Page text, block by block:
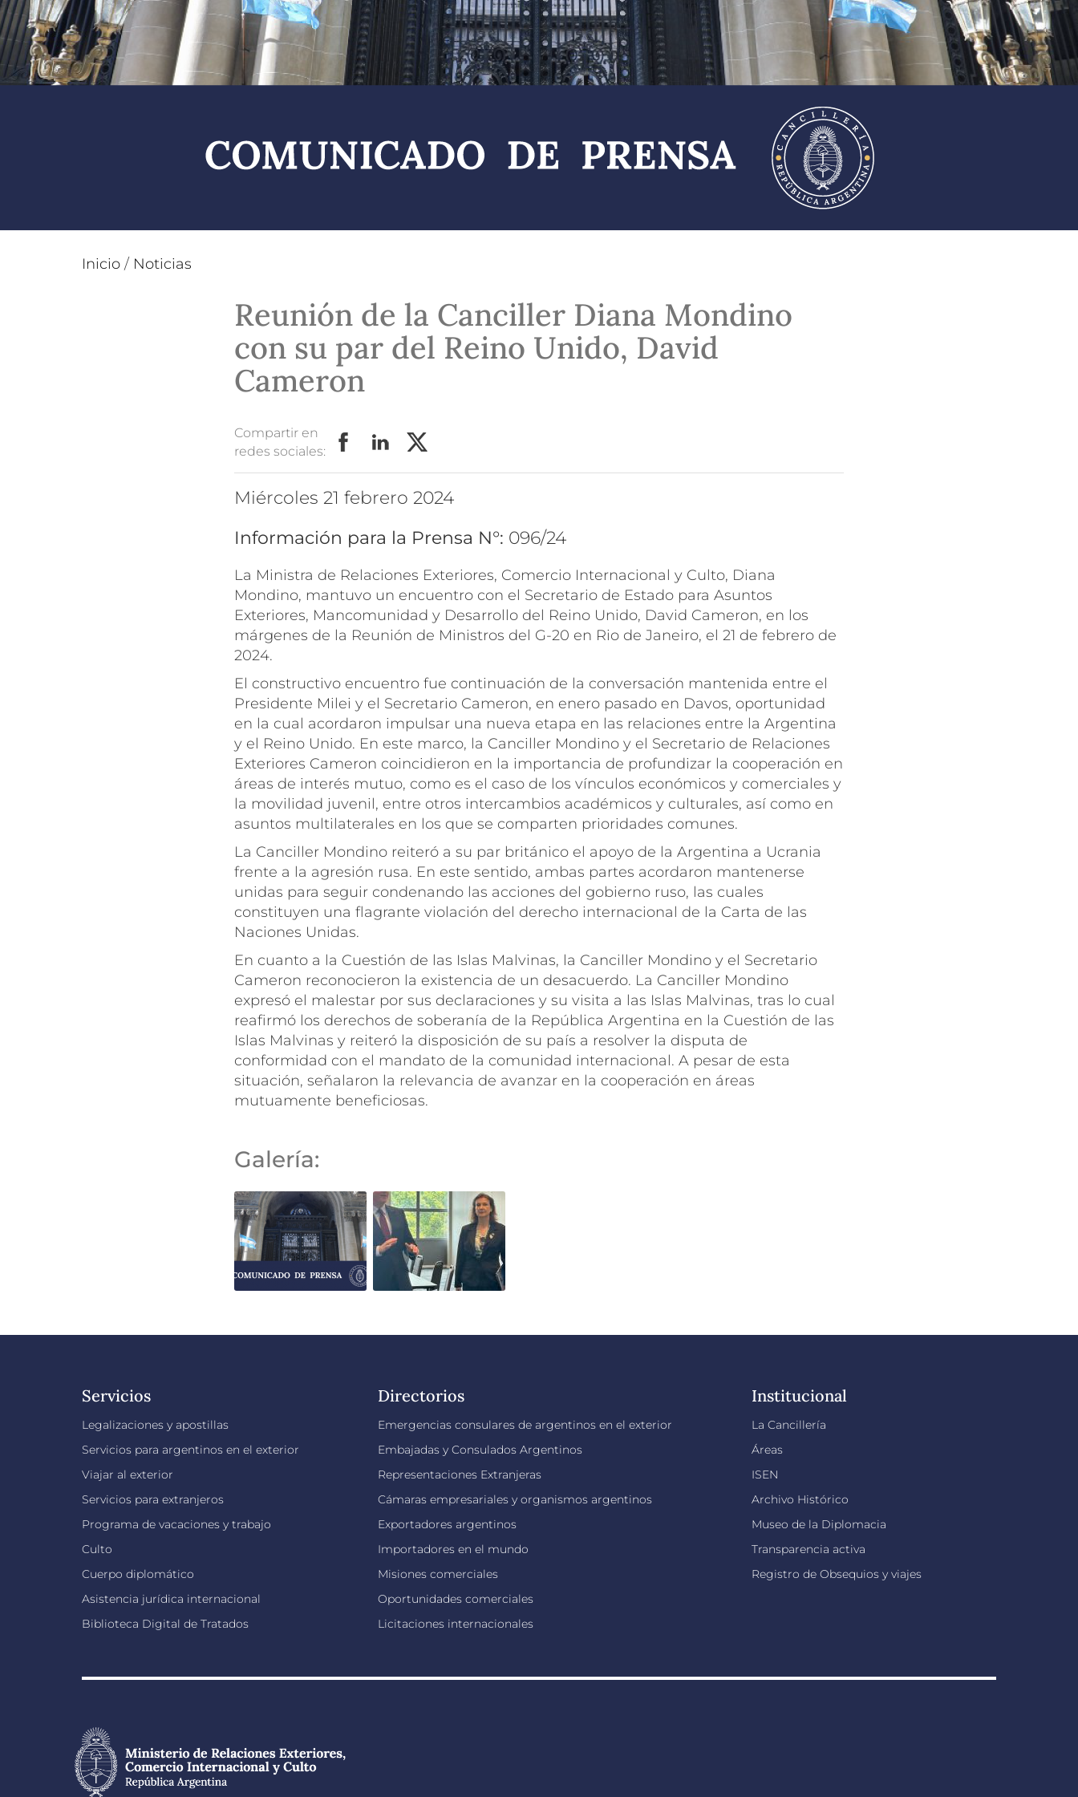
Inicio / Noticias
Reunión de la Canciller Diana Mondino
con su par del Reino Unido, David
Cameron
Compartir en
redes sociales:
miércoles 21 febrero 2024
Información para la Prensa N°: 096/24
La Ministra de Relaciones Exteriores, Comercio Internacional y Culto, Diana
Mondino, mantuvo un encuentro con el Secretario de Estado para Asuntos
Exteriores, Mancomunidad y Desarrollo del Reino Unido, David Cameron, en los
márgenes de la Reunión de Ministros del G-20 en Rio de Janeiro, el 21 de febrero de
2024.
El constructivo encuentro fue continuación de la conversación mantenida entre el
Presidente Milei y el Secretario Cameron, en enero pasado en Davos, oportunidad
en la cual acordaron impulsar una nueva etapa en las relaciones entre la Argentina
y el Reino Unido. En este marco, la Canciller Mondino y el Secretario de Relaciones
Exteriores Cameron coincidieron en la importancia de profundizar la cooperación en
áreas de interés mutuo, como es el caso de los vínculos económicos y comerciales y
la movilidad juvenil, entre otros intercambios académicos y culturales, así como en
asuntos multilaterales en los que se comparten prioridades comunes.
La Canciller Mondino reiteró a su par británico el apoyo de la Argentina a Ucrania
frente a la agresión rusa. En este sentido, ambas partes acordaron mantenerse
unidas para seguir condenando las acciones del gobierno ruso, las cuales
constituyen una flagrante violación del derecho internacional de la Carta de las
Naciones Unidas.
En cuanto a la Cuestión de las Islas Malvinas, la Canciller Mondino y el Secretario
Cameron reconocieron la existencia de un desacuerdo. La Canciller Mondino
expresó el malestar por sus declaraciones y su visita a las Islas Malvinas, tras lo cual
reafirmó los derechos de soberanía de la República Argentina en la Cuestión de las
Islas Malvinas y reiteró la disposición de su país a resolver la disputa de
conformidad con el mandato de la comunidad internacional. A pesar de esta
situación, señalaron la relevancia de avanzar en la cooperación en áreas
mutuamente beneficiosas.
Galería:
Servicios
Legalizaciones y apostillas
Servicios para argentinos en el exterior
Viajar al exterior
Servicios para extranjeros
Programa de vacaciones y trabajo
Culto
Cuerpo diplomático
Asistencia jurídica internacional
Biblioteca Digital de Tratados
Directorios
Emergencias consulares de argentinos en el exterior
Embajadas y Consulados Argentinos
Representaciones Extranjeras
Cámaras empresariales y organismos argentinos
Exportadores argentinos
Importadores en el mundo
Misiones comerciales
Oportunidades comerciales
Licitaciones internacionales
Institucional
La Cancillería
Áreas
ISEN
Archivo Histórico
Museo de la Diplomacia
Transparencia activa
Registro de Obsequios y viajes